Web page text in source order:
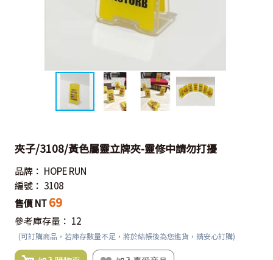
夾子/3108/黃色屬靈立牌夾-靈修中請勿打擾
品牌： HOPE RUN
編號： 3108
售價 NT 69
參考庫存量： 12
(可訂購商品，若庫存數量不足，將於結帳後為您進貨，請安心訂購)